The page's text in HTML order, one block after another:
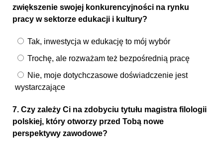
zwiększenie swojej konkurencyjności na rynku
pracy w sektorze edukacji i kultury?
Tak, inwestycja w edukację to mój wybór
Trochę, ale rozważam też bezpośrednią pracę
Nie, moje dotychczasowe doświadczenie jest
wystarczające
7. Czy zależy Ci na zdobyciu tytułu magistra filologii
polskiej, który otworzy przed Tobą nowe
perspektywy zawodowe?